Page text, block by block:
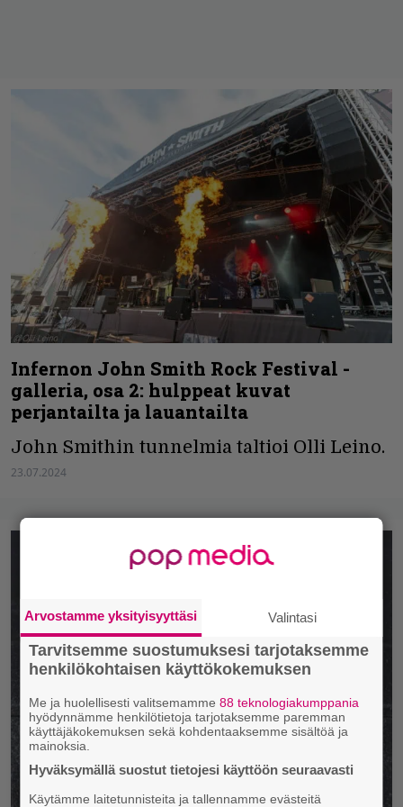
Infernon John Smith Rock Festival -
galleria, osa 2: hulppeat kuvat
perjantailta ja lauantailta
John Smithin tunnelmia taltioi Olli Leino.
23.07.2024
Arvostamme yksityisyyttäsi Valintasi
Tarvitsemme suostumuksesi tarjotaksemme
henkilökohtaisen käyttökokemuksen
Me ja huolellisesti valitsemamme88 teknologiakumppania
hyödynnämme henkilötietoja tarjotaksemme paremman
käyttäjäkokemuksen sekä kohdentaaksemme sisältöä ja
mainoksia.
Hyväksymällä suostut tietojesi käyttöön seuraavasti
Käytämme laitetunnisteita ja tallennamme evästeitä